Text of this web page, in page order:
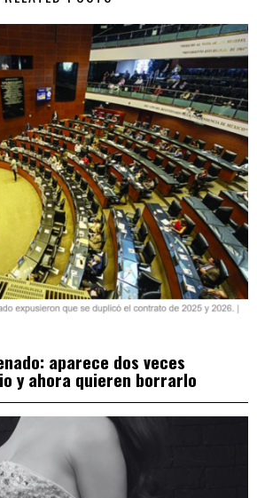
aparece dos veces
y ahora quieren borrarlo